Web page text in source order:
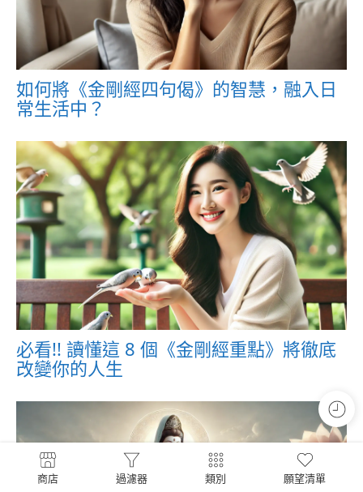
如何將《金剛經四句偈》的智慧，融入日
常生活中？
必看!! 讀懂這 8 個《金剛經重點》將徹底
改變你的人生
商店 過濾器 類別 願望清單